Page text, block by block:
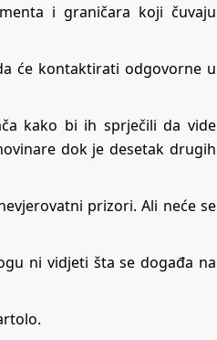
i graničara koji čuvaju
će kontaktirati odgovorne u
kako bi ih sprječili da vide
dok je desetak drugih
prizori. Ali neće se
ni vidjeti šta se događa na